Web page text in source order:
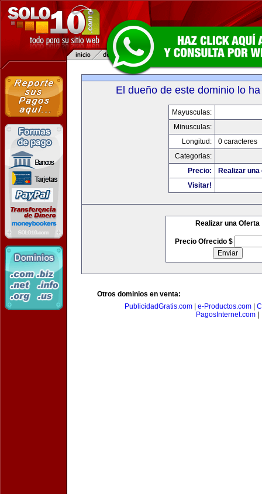
El dueño de este dominio lo
Mayusculas:
Minusculas:
Longitud:
0 caracteres
Categorias:
Precio:
Realizar
Visitar!
Realizar una Oferta
Precio Ofrecido $
Otros dominios en venta:
PublicidadGratis.com
e-Productos.com
PagosInternet.com